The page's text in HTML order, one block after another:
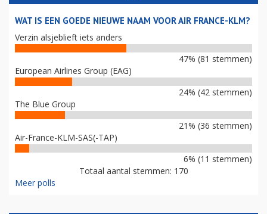
WAT IS EEN GOEDE NIEUWE NAAM VOOR AIR FRANCE-KLM?
Verzin alsjeblieft iets anders
47% (81 stemmen)
European Airlines Group (EAG)
24% (42 stemmen)
The Blue Group
21% (36 stemmen)
Air-France-KLM-SAS(-TAP)
6% (11 stemmen)
Totaal aantal stemmen: 170
Meer polls